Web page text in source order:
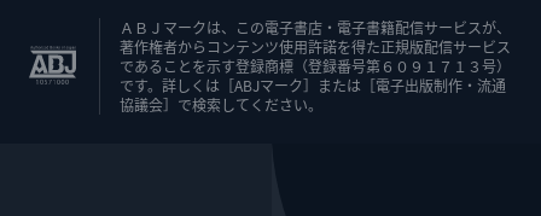
ＡＢＪマークは、この電子書店・電子書籍配信サービスが、
著作権者からコンテンツ使用許諾を得た正規版配信サービス
であることを示す登録商標（登録番号第６０９１７１３号）
です。詳しくは［ABJマーク］または［電子出版制作・流通
協議会］で検索してください。